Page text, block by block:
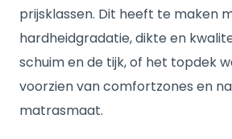
prijsklassen. Dit heeft te maken
hardheidgradatie, dikte en
schuim en de tijk, of het topdek
voorzien van comfortzones en
matrasmaat.